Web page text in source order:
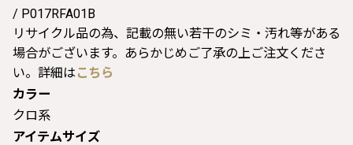
/ P017RFA01B
リサイクル品の為、記載の無い若干のシミ・汚れ等がある
場合がございます。あらかじめご了承の上ご注文くださ
い。詳細は こちら
カラー
クロ系
アイテムサイズ